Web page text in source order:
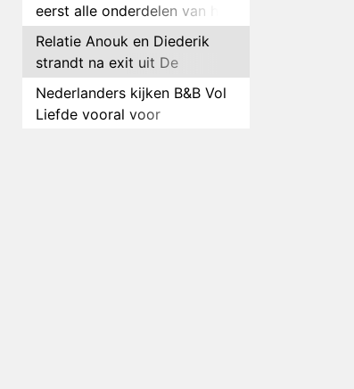
eerst alle onderdelen van het
EK Atletiek uit
Relatie Anouk en Diederik
strandt na exit uit De
Bondgenoten
Nederlanders kijken B&B Vol
Liefde vooral voor